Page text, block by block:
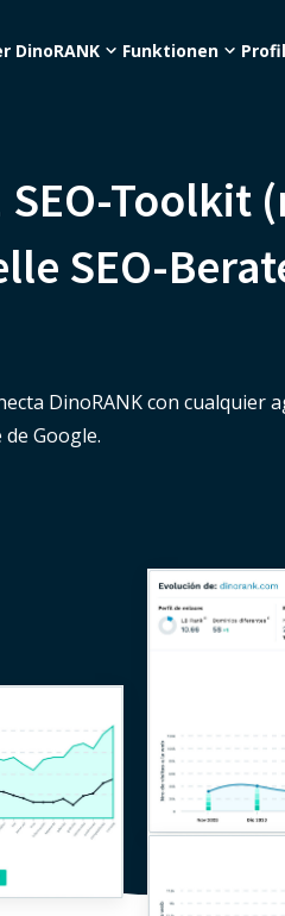
DinoRANK Funktionen
SEO-Toolkit
SEO-
DinoRANK con cualquier
Google.